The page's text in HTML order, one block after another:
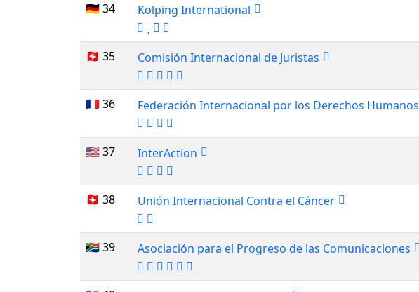
🇩🇪 34 Kolping International
🇨🇭 35 Comisión Internacional de Juristas
🇫🇷 36 Federación Internacional por los Derechos Humanos
🇺🇸 37 InterAction
🇨🇭 38 Unión Internacional Contra el Cáncer
🇿🇦 39 Asociación para el Progreso de las Comunicaciones